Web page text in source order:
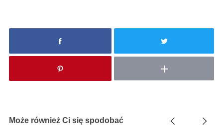
Może również Ci się spodobać